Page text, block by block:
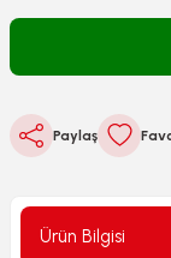
Paylaş
Ürün Bilgisi